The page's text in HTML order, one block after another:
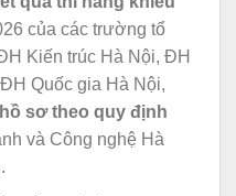
của các trường tổ
Kiến trúc Hà Nội, ĐH
Quốc gia Hà Nội,
hồ sơ theo quy định
và Công nghệ Hà